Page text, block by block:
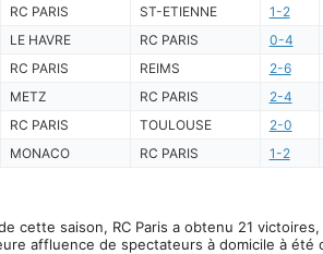
RC PARIS ST-ETIENNE 1-2
LE HAVRE RC PARIS 0-4
RC PARIS REIMS 2-6
METZ RC PARIS 2-4
RC PARIS TOULOUSE 2-0
MONACO RC PARIS 1-2
cette saison, RC Paris a obtenu 21
affluence de spectateurs à domicile à été